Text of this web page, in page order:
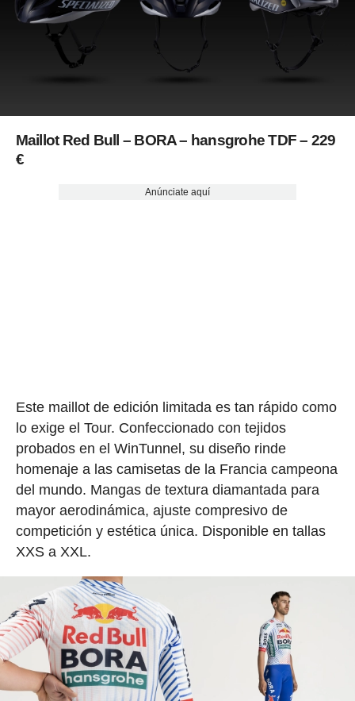
Maillot Red Bull – BORA – hansgrohe TDF – 229
€
Anúnciate aquí
Este maillot de edición limitada es tan rápido como
lo exige el Tour. Confeccionado con tejidos
probados en el WinTunnel, su diseño rinde
homenaje a las camisetas de la Francia campeona
del mundo. Mangas de textura diamantada para
mayor aerodinámica, ajuste compresivo de
competición y estética única. Disponible en tallas
XXS a XXL.